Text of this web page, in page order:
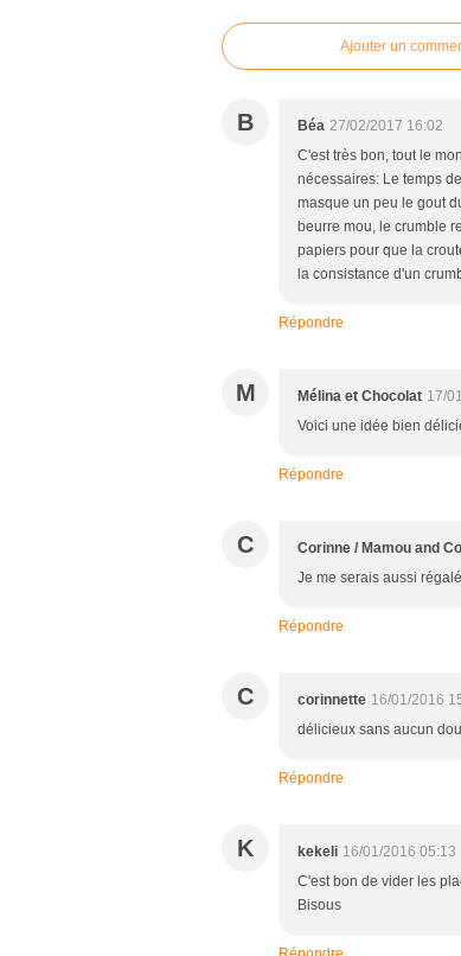
Ajouter un
B Béa 27/02/2017 16:02
C'est très bon, tout le
nécessaires: Le temps
masque un peu le gout
beurre mou, le crumble
papiers pour que la
la consistance d'un
Répondre
M Mélina et Chocolat 17/
Voici une idée bien
Répondre
C Corinne / Mamou and Co
Je me serais aussi
Répondre
C corinnette 16/01/2016
délicieux sans aucun
Répondre
K kekeli 16/01/2016 05:13
C'est bon de vider les
Bisous